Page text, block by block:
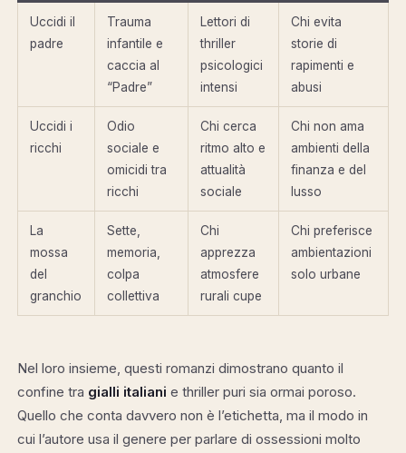
Uccidi il
padre
Trauma
infantile e
caccia al
“Padre”
Lettori di
thriller
psicologici
intensi
Chi evita
storie di
rapimenti e
abusi
Uccidi i
ricchi
Odio
sociale e
omicidi tra
ricchi
Chi cerca
ritmo alto e
attualità
sociale
Chi non ama
ambienti della
finanza e del
lusso
La
mossa
del
granchio
Sette,
memoria,
colpa
collettiva
Chi
apprezza
atmosfere
rurali cupe
Chi preferisce
ambientazioni
solo urbane
Nel loro insieme, questi romanzi dimostrano quanto il
confine tra gialli italiani e thriller puri sia ormai poroso.
Quello che conta davvero non è l’etichetta, ma il modo in
cui l’autore usa il genere per parlare di ossessioni molto